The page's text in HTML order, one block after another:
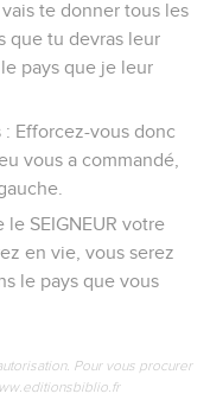
te donner tous les
que tu devras leur
pays que je leur
Efforcez-vous donc
vous a commandé,
SEIGNEUR votre
en vie, vous serez
le pays que vous
Pour vous procurer